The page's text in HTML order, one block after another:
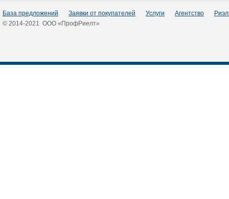
База предложений Заявки от покупателей Услуги Агентство
© 2014-2021 ООО «ПрофРиелт»